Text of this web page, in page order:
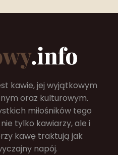
kawie, jej wyjątkowym
oraz kulturowym.
miłośników tego
tylko kawiarzy, ale i
kawę traktują jak
napój.